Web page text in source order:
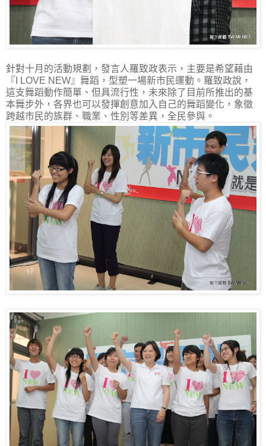
針對十月的活動規劃，發言人羅致政表示，主要是希望藉由
『I LOVE NEW』舞蹈，型塑一場新市民運動。羅致政說，
這支舞蹈動作簡單、但具流行性，未來除了目前所推出的基
本舞步外，各界也可以發揮創意加入自己的舞蹈變化，象徵
跨越市民的族群、職業、性別等差異，全民參與。